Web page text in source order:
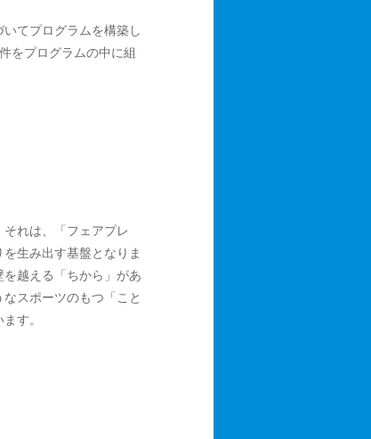
てプログラムを構築し
をプログラムの中に組
れは、「フェアプレ
生み出す基盤となりま
越える「ちから」があ
スポーツのもつ「こと
す。